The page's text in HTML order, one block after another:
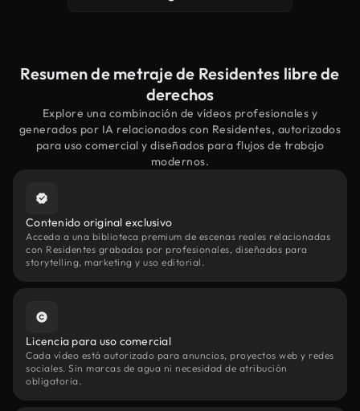
Resumen de metraje de Residentes libre de
derechos
Explore una combinación de vídeos profesionales y
generados por IA relacionados con Residentes, autorizados
para uso comercial y diseñados para flujos de trabajo
modernos.
Contenido original exclusivo
Acceda a una biblioteca premium de escenas reales relacionadas
con Residentes grabadas por profesionales, diseñadas para
storytelling, marketing y uso editorial.
Licencia para uso comercial
Cada vídeo está autorizado para anuncios, proyectos web y redes
sociales. Sin marcas de agua ni necesidad de atribución
obligatoria.